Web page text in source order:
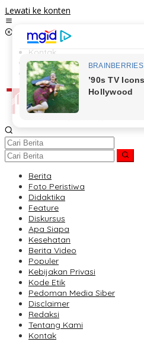
Lewati ke konten
Kontak
Redaksi
Tentang Kami
Berita
Foto Peristiwa
Didaktika
Feature
Diskursus
Apa Siapa
Kesehatan
Berita Video
Populer
Kebijakan Privasi
Kode Etik
Pedoman Media Siber
Disclaimer
Redaksi
Tentang Kami
Kontak